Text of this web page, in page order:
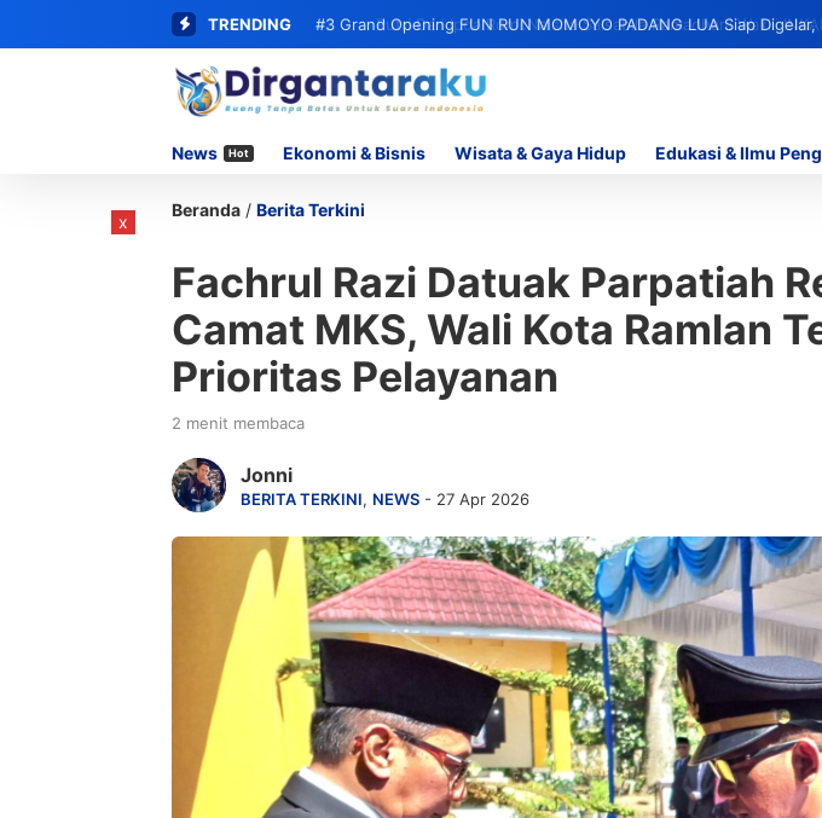
TRENDING #3 Grand Opening FUN RUN MOMOYO PADANG LUA Siap Digelar,
Peserta
News Hot Ekonomi & Bisnis Wisata & Gaya Hidup Edukasi & Ilmu
Beranda / Berita Terkini
Fachrul Razi Datuak Parpatiah
Camat MKS, Wali Kota Ramlan
Prioritas Pelayanan
2 menit membaca
Jonni
BERITA TERKINI, NEWS - 27 Apr 2026
x